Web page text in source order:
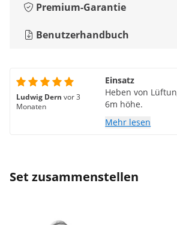
Premium-Garantie
Benutzerhandbuch
Ludwig Dern vor 3
Monaten
Einsatz
Heben von
6m höhe.
Mehr lesen
Set zusammenstellen